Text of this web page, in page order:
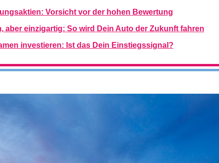
Vorsicht vor der hohen Bewertung
aber einzigartig: So wird Dein Auto der Zukunft fahren
investieren: Ist das Dein Einstiegssignal?